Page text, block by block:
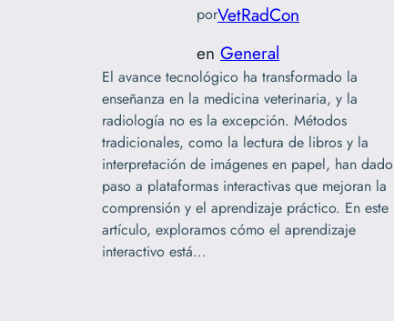
porVetRadCon
en General
El avance tecnológico ha transformado la
enseñanza en la medicina veterinaria, y la
radiología no es la excepción. Métodos
tradicionales, como la lectura de libros y la
interpretación de imágenes en papel, han dado
paso a plataformas interactivas que mejoran la
comprensión y el aprendizaje práctico. En este
artículo, exploramos cómo el aprendizaje
interactivo está…